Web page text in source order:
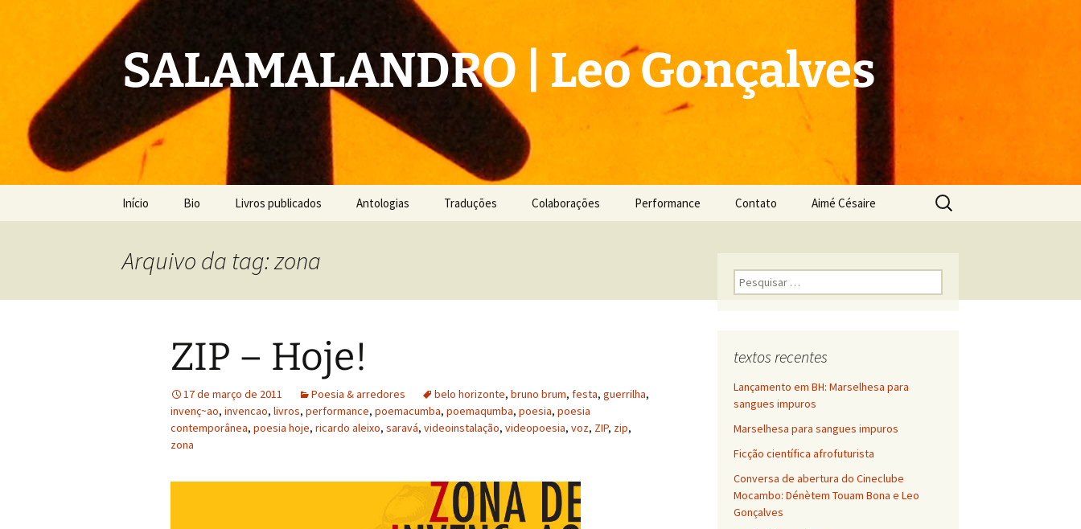
SALAMALANDRO | Leo Gonçalves
Início Bio Livros publicados Antologias Traduções Colaborações Performance Contato Aimé Césaire
Pesquisar
por:
Arquivo da tag: zona
ZIP – Hoje!
17 de março de 2011 Poesia & arredores belo horizonte, bruno brum, festa, guerrilha,
invenç~ao, invencao, livros, performance, poemacumba, poemaqumba, poesia, poesia
contemporânea, poesia hoje, ricardo aleixo, saravá, videoinstalação, videopoesia, voz, ZIP, zip,
zona
Pesquisar
por:
textos recentes
Lançamento em BH: Marselhesa para
sangues impuros
Marselhesa para sangues impuros
Ficção científica afrofuturista
Conversa de abertura do Cineclube
Mocambo: Dénètem Touam Bona e Leo
Gonçalves